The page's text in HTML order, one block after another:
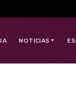
NOTICIAS ▼